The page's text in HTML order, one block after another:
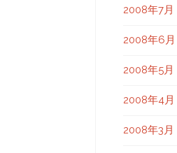
2008年7月
2008年6月
2008年5月
2008年4月
2008年3月